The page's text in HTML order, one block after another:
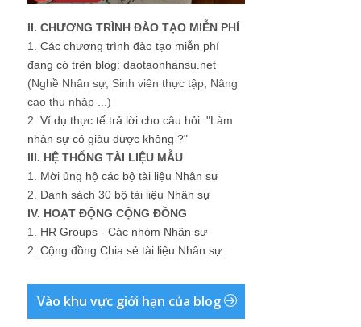
II. CHƯƠNG TRÌNH ĐÀO TẠO MIỄN PHÍ
1. Các chương trình đào tạo miễn phí
đang có trên blog: daotaonhansu.net
(Nghề Nhân sự, Sinh viên thực tập, Nâng
cao thu nhập ...)
2. Ví dụ thực tế trả lời cho câu hỏi: "Làm
nhân sự có giàu được không ?"
III. HỆ THỐNG TÀI LIỆU MẪU
1. Mời ủng hộ các bộ tài liệu Nhân sự
2. Danh sách 30 bộ tài liệu Nhân sự
IV. HOẠT ĐỘNG CỘNG ĐỒNG
1. HR Groups - Các nhóm Nhân sự
2. Cộng đồng Chia sẻ tài liệu Nhân sự
Vào khu vực giới hạn của blog